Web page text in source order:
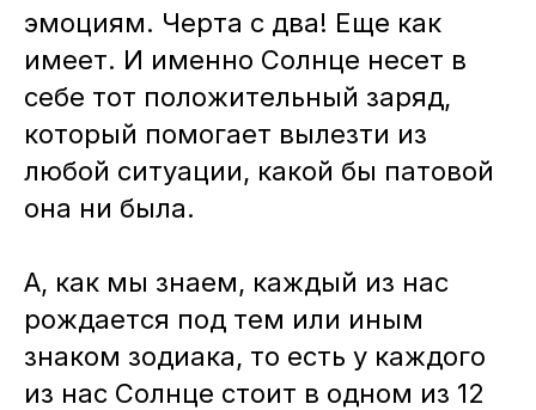
эмоциям. Черта с два! Еще как
имеет. И именно Солнце несет в
себе тот положительный заряд,
который помогает вылезти из
любой ситуации, какой бы патовой
она ни была.
А, как мы знаем, каждый из нас
рождается под тем или иным
знаком зодиака, то есть у каждого
из нас Солнце стоит в одном из 12